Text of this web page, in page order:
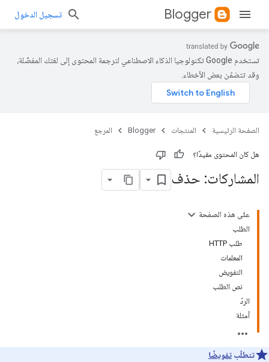
Blogger تسجيل الدخول
تستخدم Google تكنولوجيا الذكاء الاصطناعي لترجمة المحتوى إلى لغتك المفضّلة،
وقد تتضمّن بعض الأخطاء.
الصفحة الرئيسية المنتجات Blogger المرجع
هل كان المحتوى مفيدًا؟
المشاركات: حذف
على هذه الصفحة
الطلب
طلب HTTP
المعلمات
التفويض
نص الطلب
الردّ
أمثلة
تتطلّب تفويضًا